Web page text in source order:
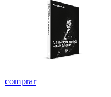
comprar